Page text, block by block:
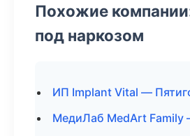
Похожие
под наркозом
ИП Implant Vital —
МедиЛаб MedArt Family